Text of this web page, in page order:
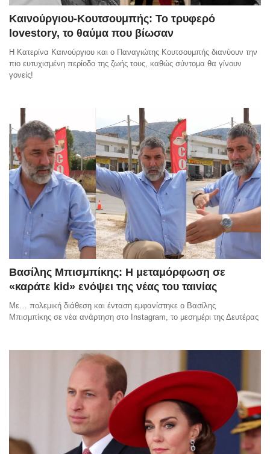
Καινούργιου-Κουτσουμπής: Το τρυφερό
lovestory, το θαύμα που βίωσαν
Η Κατερίνα Καινούργιου και ο Παναγιώτης Κουτσουμπής διανύουν την
πιο ευτυχισμένη περίοδο της ζωής τους, καθώς σύντομα θα γίνουν
γονείς!
Βασίλης Μπισμπίκης: Η μεταμόρφωση σε
«καράτε kid» ενόψει της νέας του ταινίας
Με… πολεμική διάθεση και ένταση εμφανίστηκε ο Βασίλης
Μπισμπίκης σε νέα ανάρτηση στο Instagram, το μεσημέρι της Δευτέρας